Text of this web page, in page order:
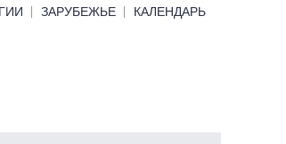
ЗАРУБЕЖЬЕ КАЛЕНДАРЬ